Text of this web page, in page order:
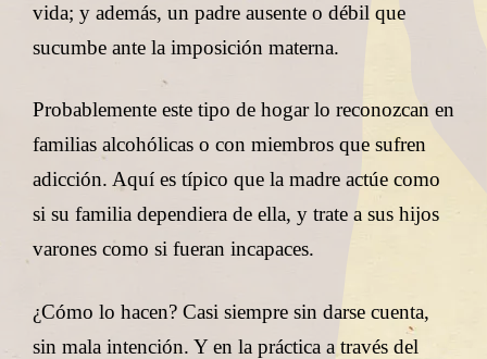
vida; y además, un padre ausente o débil que
sucumbe ante la imposición materna.
Probablemente este tipo de hogar lo reconozcan en
familias alcohólicas o con miembros que sufren
adicción. Aquí es típico que la madre actúe como
si su familia dependiera de ella, y trate a sus hijos
varones como si fueran incapaces.
¿Cómo lo hacen? Casi siempre sin darse cuenta,
sin mala intención. Y en la práctica a través del